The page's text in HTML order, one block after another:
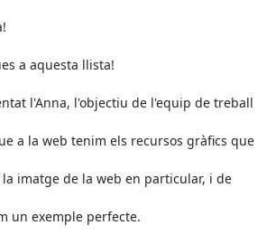
a aquesta llista!
l'Anna, l'objectiu de l'equip de treball
a la web tenim els recursos gràfics que
imatge de la web en particular, i de
un exemple perfecte.